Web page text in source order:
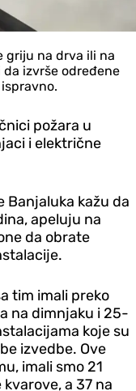
griju na drva ili na
izvrše određene
požara u
i električne
Banjaluka kažu da
apeluju na
da obrate
tim imali preko
na dimnjaku i 25-
koje su
izvedbe. Ove
imali smo 21
a 37 na